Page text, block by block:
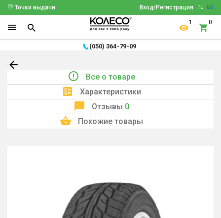
ru ua
Вход/Регистрация
Точки выдачи
1 0
(050) 364-79-09
Все о товаре
Характеристики
Отзывы 0
Похожие товары